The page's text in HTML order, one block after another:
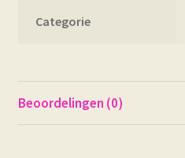
Categorie
Beoordelingen (0)